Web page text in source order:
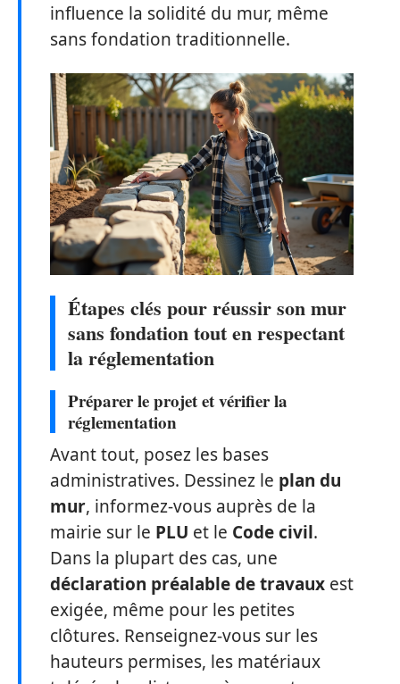
influence la solidité du mur, même
sans fondation traditionnelle.
Étapes clés pour réussir son mur
sans fondation tout en respectant
la réglementation
Préparer le projet et vérifier la
réglementation
Avant tout, posez les bases
administratives. Dessinez le plan du
mur, informez-vous auprès de la
mairie sur le PLU et le Code civil.
Dans la plupart des cas, une
déclaration préalable de travaux est
exigée, même pour les petites
clôtures. Renseignez-vous sur les
hauteurs permises, les matériaux